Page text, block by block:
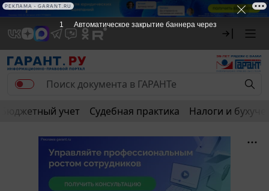
Бюджетный учет Судебная практика Налоги и
1 Автоматическое закрытие баннера через
РЕКЛАМА • GARANT.RU